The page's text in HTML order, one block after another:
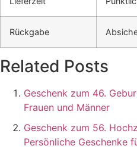
Rückgabe
Related Posts
Geschenk zum 46.
Frauen und Männer
Geschenk zum 56.
Persönliche Geschenke